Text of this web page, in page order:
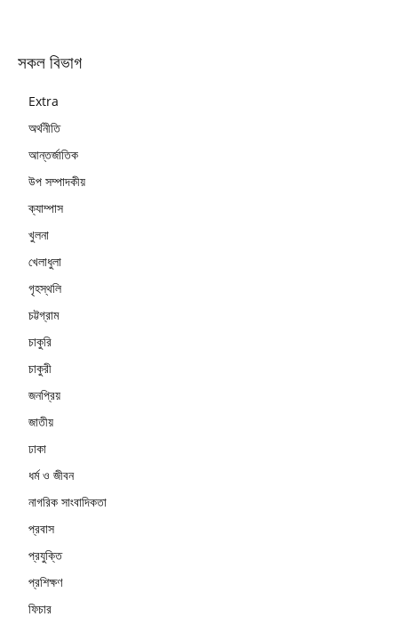
সকল বিভাগ
Extra
অর্থনীতি
আন্তর্জাতিক
উপ সম্পাদকীয়
ক্যাম্পাস
খুলনা
খেলাধুলা
গৃহস্থলি
চট্টগ্রাম
চাকুরি
চাকুরী
জনপ্রিয়
জাতীয়
ঢাকা
ধর্ম ও জীবন
নাগরিক সাংবাদিকতা
প্রবাস
প্রযুক্তি
প্রশিক্ষণ
ফিচার